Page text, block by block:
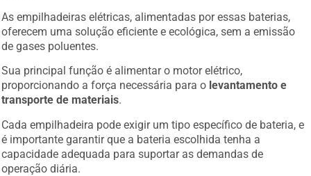
As empilhadeiras elétricas, alimentadas por essas baterias,
oferecem uma solução eficiente e ecológica, sem a emissão
de gases poluentes.
Sua principal função é alimentar o motor elétrico,
proporcionando a força necessária para o levantamento e
transporte de materiais.
Cada empilhadeira pode exigir um tipo específico de bateria, e
é importante garantir que a bateria escolhida tenha a
capacidade adequada para suportar as demandas de
operação diária.